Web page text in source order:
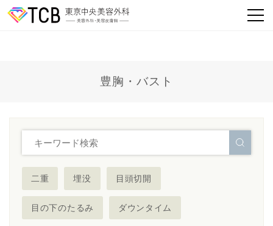
豊胸・バスト
二重 埋没 目頭切開
目の下のたるみ ダウンタイム